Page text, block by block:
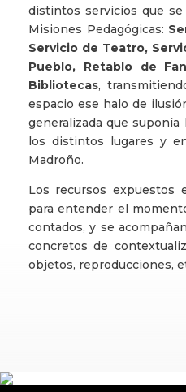
distintos servicios que
Misiones Pedagógicas:
Servicio de Teatro,
Pueblo, Retablo de
Bibliotecas,
espacio ese halo de
generalizada que
los distintos lugares y
Madroño.
Los recursos expuestos
para entender el
contados, y se
concretos de
objetos, reproducciones,